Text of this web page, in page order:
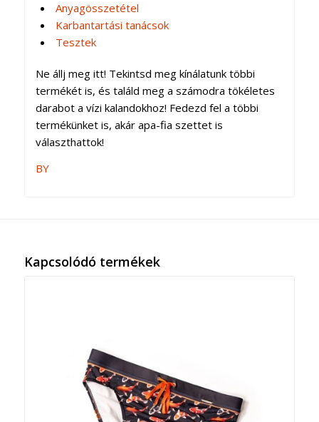
Anyagösszetétel
Karbantartási tanácsok
Tesztek
Ne állj meg itt! Tekintsd meg kínálatunk többi
termékét is, és találd meg a számodra tökéletes
darabot a vízi kalandokhoz! Fedezd fel a többi
termékünket is, akár apa-fia szettet is
választhattok!
BY
Kapcsolódó termékek